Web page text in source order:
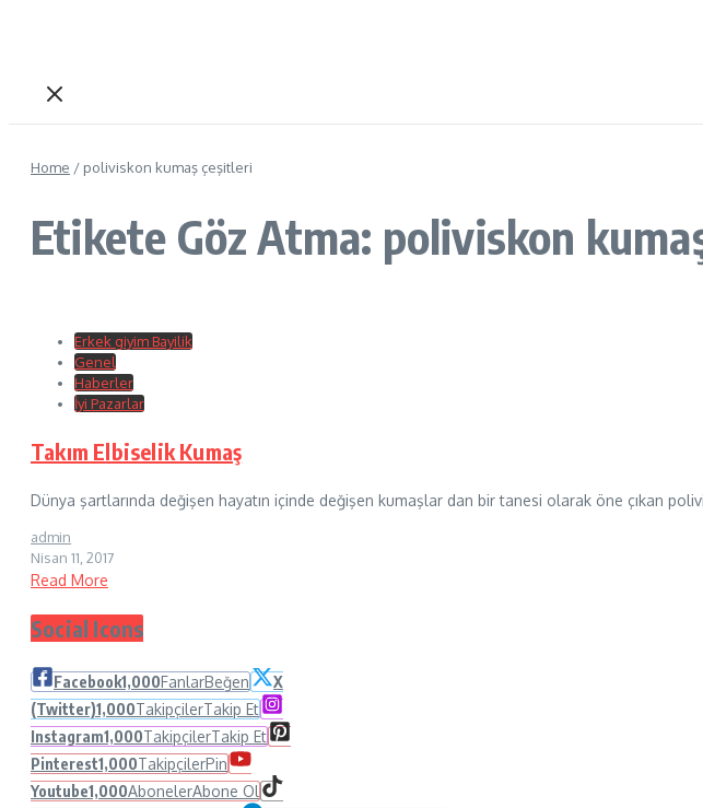
Home / poliviskon kumaş çeşitleri
Etikete Göz Atma: poliviskon
Erkek giyim Bayilik
Genel
Haberler
İyi Pazarlar
Takım Elbiselik Kumaş
Dünya şartlarında değişen hayatın içinde değişen kumaşlar dan bir tanesi olarak öne çıkan
admin
Nisan 11, 2017
Read More
Social Icons
Facebook1,000FanlarBeğen
X
(Twitter)1,000TakipçilerTakip Et
Instagram1,000TakipçilerTakip Et
Pinterest1,000TakipçilerPin
Youtube1,000AbonelerAbone Ol